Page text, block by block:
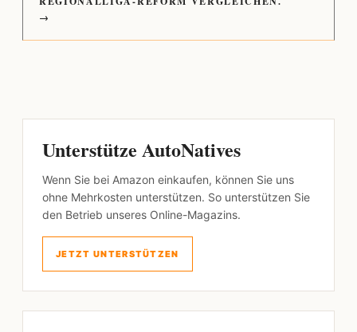
→
Unterstütze AutoNatives
Wenn Sie bei Amazon einkaufen, können Sie uns
ohne Mehrkosten unterstützen. So unterstützen Sie
den Betrieb unseres Online-Magazins.
JETZT UNTERSTÜTZEN